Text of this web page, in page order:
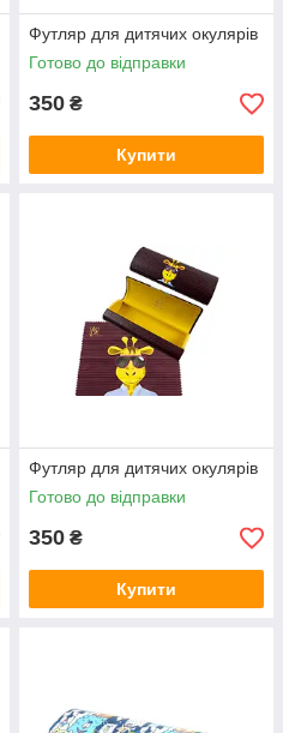
Футляр для дитячих окулярів
Готово до відправки
350 ₴
Купити
Футляр для дитячих окулярів
Готово до відправки
350 ₴
Купити